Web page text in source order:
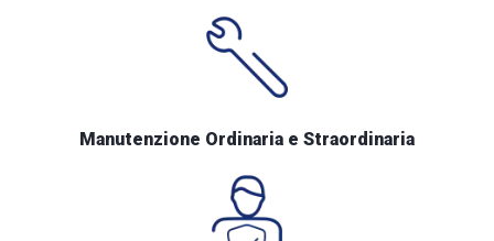
Manutenzione Ordinaria e Straordinaria